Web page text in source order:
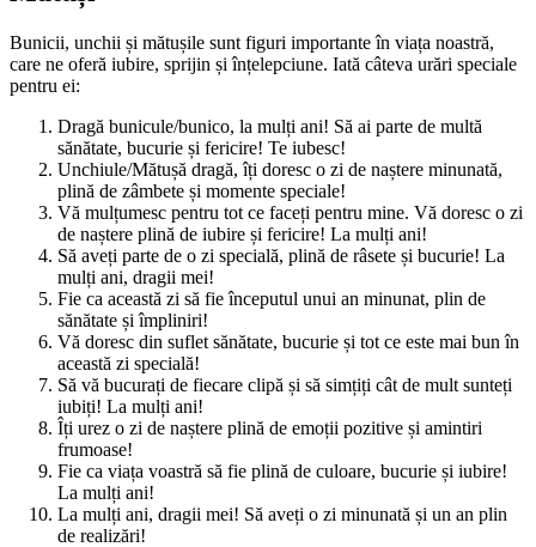
Bunicii, unchii și mătușile sunt figuri importante în viața noastră,
care ne oferă iubire, sprijin și înțelepciune. Iată câteva urări speciale
pentru ei:
Dragă bunicule/bunico, la mulți ani! Să ai parte de multă
sănătate, bucurie și fericire! Te iubesc!
Unchiule/Mătușă dragă, îți doresc o zi de naștere minunată,
plină de zâmbete și momente speciale!
Vă mulțumesc pentru tot ce faceți pentru mine. Vă doresc o zi
de naștere plină de iubire și fericire! La mulți ani!
Să aveți parte de o zi specială, plină de râsete și bucurie! La
mulți ani, dragii mei!
Fie ca această zi să fie începutul unui an minunat, plin de
sănătate și împliniri!
Vă doresc din suflet sănătate, bucurie și tot ce este mai bun în
această zi specială!
Să vă bucurați de fiecare clipă și să simțiți cât de mult sunteți
iubiți! La mulți ani!
Îți urez o zi de naștere plină de emoții pozitive și amintiri
frumoase!
Fie ca viața voastră să fie plină de culoare, bucurie și iubire!
La mulți ani!
La mulți ani, dragii mei! Să aveți o zi minunată și un an plin
de realizări!